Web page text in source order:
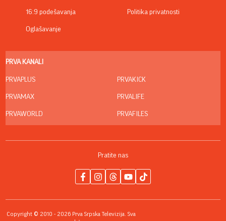
16:9 podešavanja
Oglašavanje
Politika privatnosti
PRVA KANALI
PRVAPLUS
PRVAMAX
PRVAWORLD
PRVAKICK
PRVALIFE
PRVAFILES
Pratite nas
Copyright © 2010 - 2026 Prva Srpska Televizija. Sva